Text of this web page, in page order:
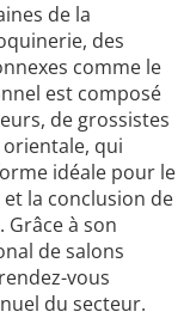
de la
des
comme le
est composé
de grossistes
qui
idéale pour le
et la conclusion de
à son
de salons
vous
du secteur.